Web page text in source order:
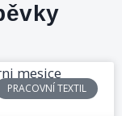
PRACOVNÍ TEXTIL